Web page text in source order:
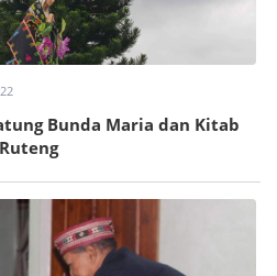
Bunda Maria dan Kitab